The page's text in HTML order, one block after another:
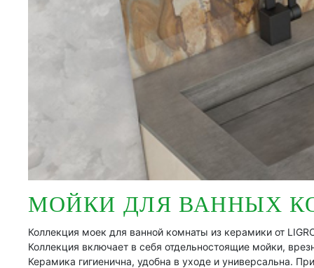
МОЙКИ ДЛЯ ВАННЫХ
Коллекция моек для ванной комнаты из керамики от
Коллекция включает в себя отдельностоящие мойки,
Керамика гигиенична, удобна в уходе и универсальна.